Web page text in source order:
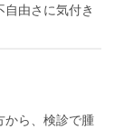
由さに気付き
から、検診で腫